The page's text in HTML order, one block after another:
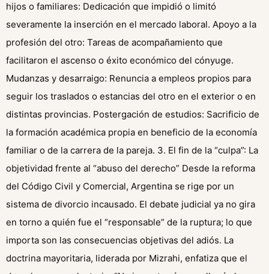
hijos o familiares: Dedicación que impidió o limitó
severamente la inserción en el mercado laboral. Apoyo a la
profesión del otro: Tareas de acompañamiento que
facilitaron el ascenso o éxito económico del cónyuge.
Mudanzas y desarraigo: Renuncia a empleos propios para
seguir los traslados o estancias del otro en el exterior o en
distintas provincias. Postergación de estudios: Sacrificio de
la formación académica propia en beneficio de la economía
familiar o de la carrera de la pareja. 3. El fin de la “culpa”: La
objetividad frente al “abuso del derecho” Desde la reforma
del Código Civil y Comercial, Argentina se rige por un
sistema de divorcio incausado. El debate judicial ya no gira
en torno a quién fue el “responsable” de la ruptura; lo que
importa son las consecuencias objetivas del adiós. La
doctrina mayoritaria, liderada por Mizrahi, enfatiza que el